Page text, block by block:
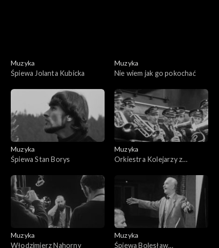
Muzyka
Śpiewa Jolanta Kubicka
Muzyka
Nie wiem jak go pokochać
Muzyka
Śpiewa Stan Borys
Muzyka
Orkiestra Kolejarzy z
Muzyka
Włodzimierz Nahorny
Muzyka
Śpiewa Bolesław